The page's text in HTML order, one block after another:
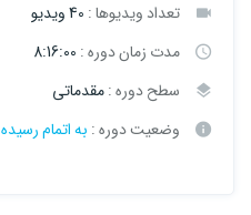
تعداد ویدیوها : 40 ویدیو
مدت زمان دوره : 8:16:00
سطح دوره :مقدماتی
وضعیت دوره : به اتمام رسیده